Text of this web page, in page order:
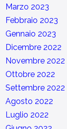
Marzo 2023
Febbraio 2023
Gennaio 2023
Dicembre 2022
Novembre 2022
Ottobre 2022
Settembre 2022
Agosto 2022
Luglio 2022